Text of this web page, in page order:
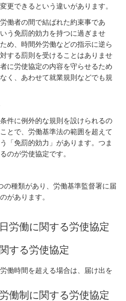
更できるという違いがあります。
働者の間で結ばれた約束事であ
う免罰的効力を持つに過ぎませ
め、時間外労働などの指示に逆ら
する罰則を受けることはありませ
に労使協定の内容を守らせるため
く、あわせて就業規則などでも規
件に例外的な規則を設けられるの
とで、労働基準法の範囲を超えて
「免罰的効力」があります。つま
のが労使協定です。
の種類があり、労働基準監督署に届
があります。
労働に関する労使協定
する労使協定
働時間を超える場合は、届け出を
働制に関する労使協定